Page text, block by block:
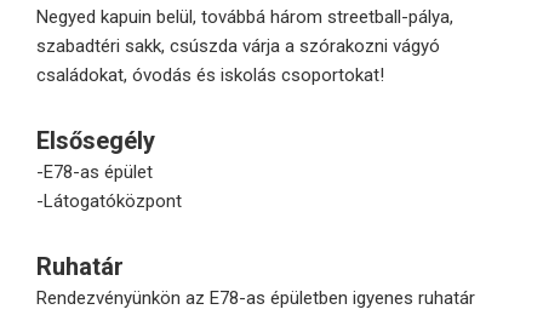
Negyed kapuin belül, továbbá három streetball-pálya,
szabadtéri sakk, csúszda várja a szórakozni vágyó
családokat, óvodás és iskolás csoportokat!
Elsősegély
-E78-as épület
-Látogatóközpont
Ruhatár
Rendezvényünkön az E78-as épületben igyenes ruhatár